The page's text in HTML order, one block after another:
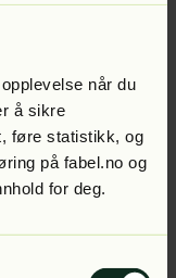
når du
å sikre
føre statistikk, og
på fabel.no og
for deg.